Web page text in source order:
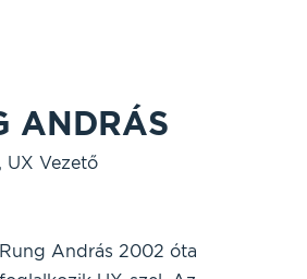
ANDRÁS
UX Vezető
Rung András 2002 óta